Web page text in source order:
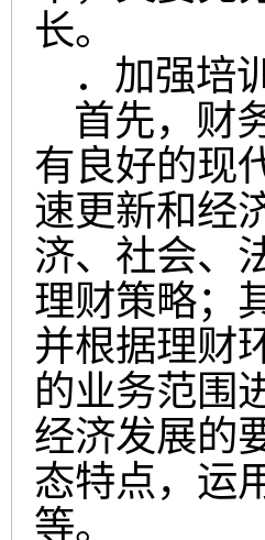
长。
．加强培
首先，财
有良好的现
速更新和经
济、社会、
理财策略；
并根据理财
的业务范围
经济发展的
态特点，运
等。